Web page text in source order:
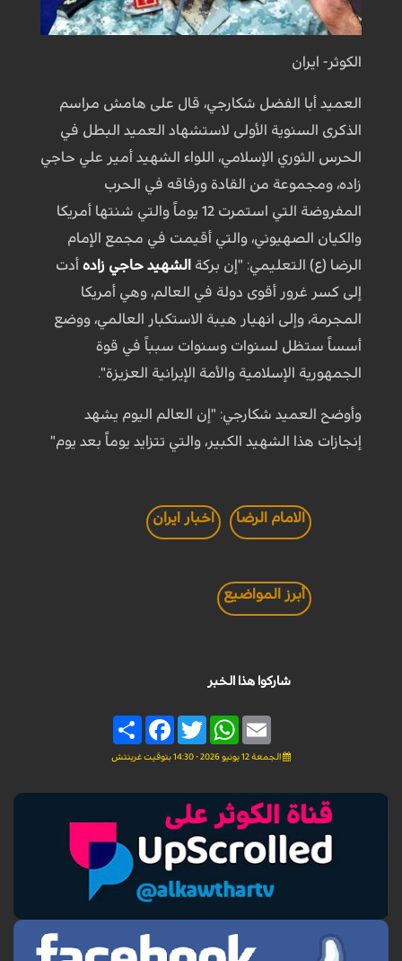
الکوثر- ایران
العميد أبا الفضل شكارجي، قال على هامش مراسم
الذكرى السنوية الأولى لاستشهاد العميد البطل في
الحرس الثوري الإسلامي، اللواء الشهيد أمير علي حاجي
زاده، ومجموعة من القادة ورفاقه في الحرب
المفروضة التي استمرت 12 يوماً والتي شنتها أمريكا
والكيان الصهيوني، والتي أقيمت في مجمع الإمام
الرضا (ع) التعليمي: "إن بركة الشهيد حاجي زادهأدت
إلى كسر غرور أقوى دولة في العالم، وهي أمريكا
المجرمة، وإلى انهيار هيبة الاستكبار العالمي، ووضع
أسساً ستظل لسنوات وسنوات سبباً في قوة
الجمهورية الإسلامية والأمة الإيرانية العزيزة".
وأوضح العميد شكارجي: "إن العالم اليوم يشهد
إنجازات هذا الشهيد الكبير، والتي تتزايد يوماً بعد يوم"
الامام الرضا اخبار ايران
أبرز المواضيع
شاركوا هذا الخبر
Share
FacebookTwitter
WhatsAppEmail
الجمعة 12 يونيو 2026 - 14:30 بتوقيت غرينتش